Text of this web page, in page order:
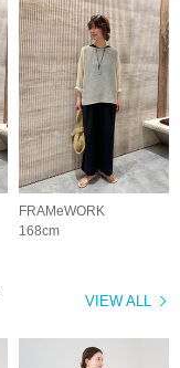
FRAMeWORK
168cm
VIEW ALL